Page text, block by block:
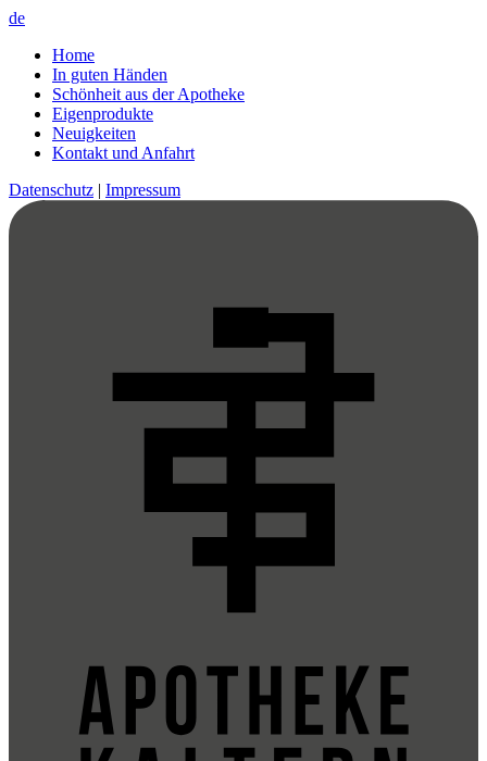
de
Home
In guten Händen
Schönheit aus der Apotheke
Eigenprodukte
Neuigkeiten
Kontakt und Anfahrt
Datenschutz | Impressum